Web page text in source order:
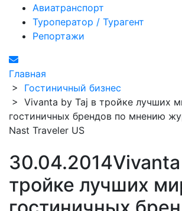
Авиатранспорт
Туроператор / Турагент
Репортажи
Главная
> Гостиничный бизнес
> Vivanta by Taj в тройке лучших
гостиничных брендов по мнению
Nast Traveler US
30.04.2014
тройке лучших